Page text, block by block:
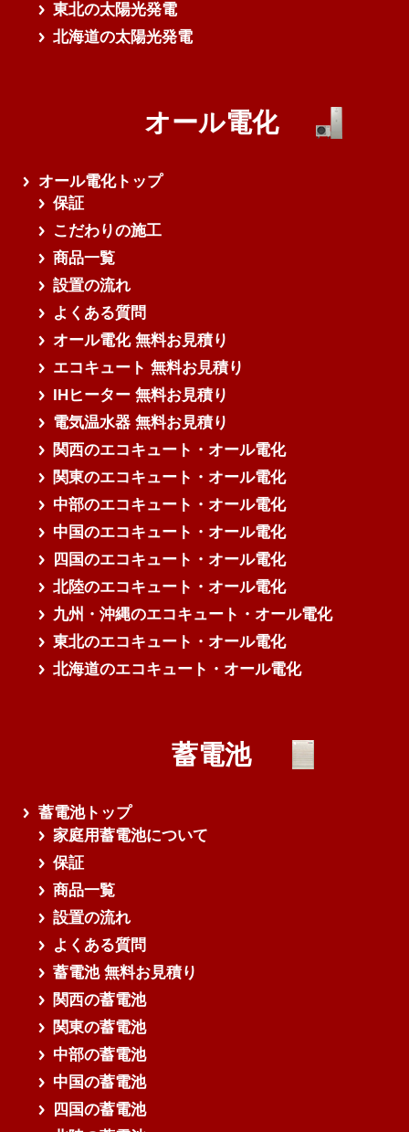
東北の太陽光発電
北海道の太陽光発電
オール電化
オール電化トップ
保証
こだわりの施工
商品一覧
設置の流れ
よくある質問
オール電化 無料お見積り
エコキュート 無料お見積り
IHヒーター 無料お見積り
電気温水器 無料お見積り
関西のエコキュート・オール電化
関東のエコキュート・オール電化
中部のエコキュート・オール電化
中国のエコキュート・オール電化
四国のエコキュート・オール電化
北陸のエコキュート・オール電化
九州・沖縄のエコキュート・オール電化
東北のエコキュート・オール電化
北海道のエコキュート・オール電化
蓄電池
蓄電池トップ
家庭用蓄電池について
保証
商品一覧
設置の流れ
よくある質問
蓄電池 無料お見積り
関西の蓄電池
関東の蓄電池
中部の蓄電池
中国の蓄電池
四国の蓄電池